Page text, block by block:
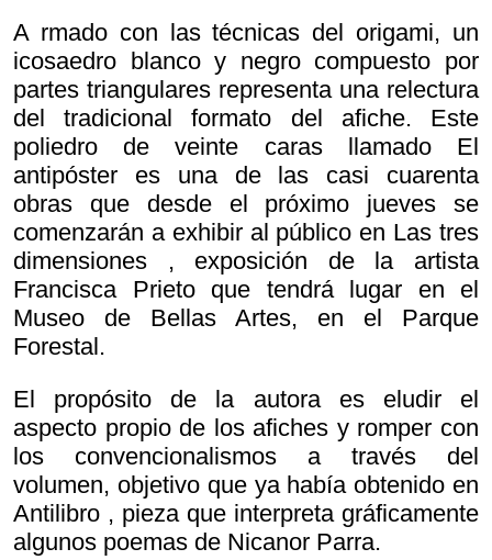
A rmado con las técnicas del origami, un
icosaedro blanco y negro compuesto por
partes triangulares representa una relectura
del tradicional formato del afiche. Este
poliedro de veinte caras llamado El
antipóster es una de las casi cuarenta
obras que desde el próximo jueves se
comenzarán a exhibir al público en Las tres
dimensiones , exposición de la artista
Francisca Prieto que tendrá lugar en el
Museo de Bellas Artes, en el Parque
Forestal.
El propósito de la autora es eludir el
aspecto propio de los afiches y romper con
los convencionalismos a través del
volumen, objetivo que ya había obtenido en
Antilibro , pieza que interpreta gráficamente
algunos poemas de Nicanor Parra.